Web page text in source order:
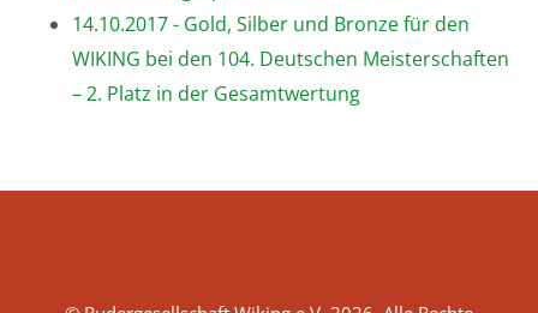
14.10.2017 - Gold, Silber und Bronze für den
WIKING bei den 104. Deutschen Meisterschaften
– 2. Platz in der Gesamtwertung